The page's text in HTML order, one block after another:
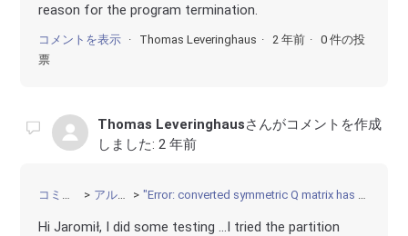
reason for the program termination.
コメントを表示 Thomas Leveringhaus 2 年前
0 件の投
票
Thomas Leveringhausさんがコメントを作成
しました:2 年前
アルゴリズム "Error: converted symmetric Q matrix has more than two billion nonzeros" despite bilinear terms with binaries
Hi Jaromił, I did some testing ...I tried the partition